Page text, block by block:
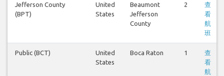
Jefferson County
(BPT)
United
States
Beaumont
Jefferson
County
2
查
看
航
班
Public (BCT)
United
States
Boca Raton 1
查
看
航